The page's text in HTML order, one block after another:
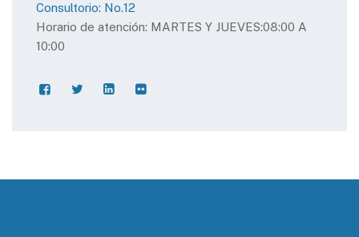
Consultorio: No.12
Horario de atención: MARTES Y JUEVES:08:00 A
10:00